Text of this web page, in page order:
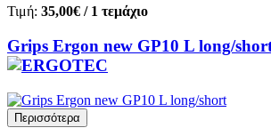
Τιμή: 35,00€ / 1 τεμάχιο
Grips Ergon new GP10 L long/
Περισσότερα